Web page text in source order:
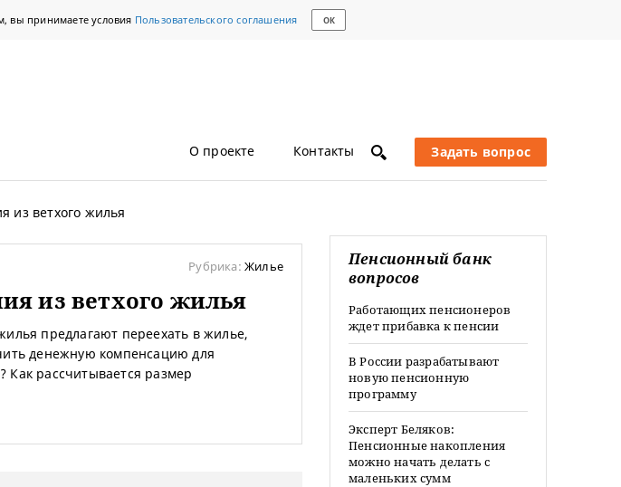
вы принимаете условия Пользовательского соглашения ОК
О проекте Контакты Задать вопрос
из ветхого жилья
Рубрика: Жилье
из ветхого жилья
предлагают переехать в жилье,
денежную компенсацию для
Как рассчитывается размер
Пенсионный банк
вопросов
Работающих пенсионеров
ждет прибавка к пенсии
В России разрабатывают
новую пенсионную
программу
Эксперт Беляков:
Пенсионные накопления
можно начать делать с
маленьких сумм